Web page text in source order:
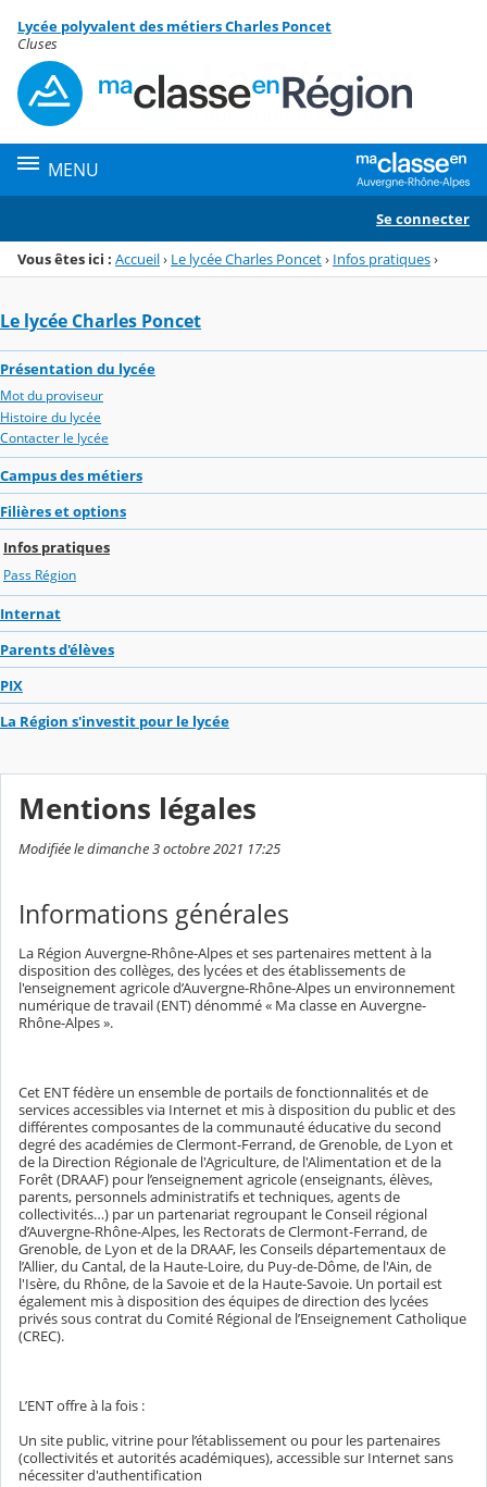
Menu de la rubrique
Contenu
Lycée polyvalent des métiers Charles Poncet
Cluses
MENU
Se connecter
Vous êtes ici : Accueil› Le lycée Charles Poncet› Infos pratiques›
Le lycée Charles Poncet
Présentation du lycée
Mot du proviseur
Histoire du lycée
Contacter le lycée
Campus des métiers
Filières et options
Infos pratiques
Pass Région
Internat
Parents d'élèves
PIX
La Région s'investit pour le lycée
Mentions légales
Modifiée le dimanche 3 octobre 2021 17:25
Informations générales
La Région Auvergne-Rhône-Alpes et ses partenaires mettent à la
disposition des collèges, des lycées et des établissements de
l'enseignement agricole d’Auvergne-Rhône-Alpes un environnement
numérique de travail (ENT) dénommé « Ma classe en Auvergne-
Rhône-Alpes ».
Cet ENT fédère un ensemble de portails de fonctionnalités et de
services accessibles via Internet et mis à disposition du public et des
différentes composantes de la communauté éducative du second
degré des académies de Clermont-Ferrand, de Grenoble, de Lyon et
de la Direction Régionale de l'Agriculture, de l'Alimentation et de la
Forêt (DRAAF) pour l’enseignement agricole (enseignants, élèves,
parents, personnels administratifs et techniques, agents de
collectivités…) par un partenariat regroupant le Conseil régional
d’Auvergne-Rhône-Alpes, les Rectorats de Clermont-Ferrand, de
Grenoble, de Lyon et de la DRAAF, les Conseils départementaux de
l’Allier, du Cantal, de la Haute-Loire, du Puy-de-Dôme, de l'Ain, de
l'Isère, du Rhône, de la Savoie et de la Haute-Savoie. Un portail est
également mis à disposition des équipes de direction des lycées
privés sous contrat du Comité Régional de l’Enseignement Catholique
(CREC).
L’ENT offre à la fois :
Un site public, vitrine pour l’établissement ou pour les partenaires
(collectivités et autorités académiques), accessible sur Internet sans
nécessiter d'authentification